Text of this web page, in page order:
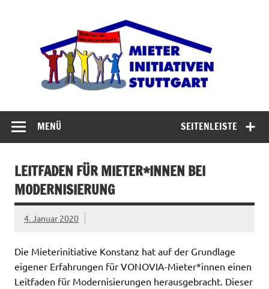
verteidigen
SEITENLEISTE
MENÜ
LEITFADEN FÜR MIETER*INNEN BEI
MODERNISIERUNG
4. Januar 2020
Die Mieterinitiative Konstanz hat auf der Grundlage
eigener Erfahrungen für VONOVIA-Mieter*innen einen
Leitfaden für Modernisierungen herausgebracht. Dieser